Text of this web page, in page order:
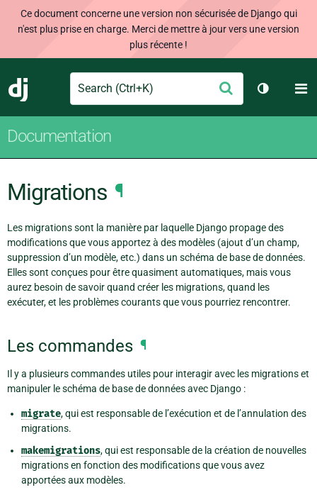
Ce document concerne une version non sécurisée de Django qui
n'est plus prise en charge. Merci de mettre à jour vers une version
plus récente !
Django
Search Envoyer
Changer
Documentation
Migrations ¶
Les migrations sont la manière par laquelle Django propage des
modifications que vous apportez à des modèles (ajout d’un champ,
suppression d’un modèle, etc.) dans un schéma de base de données.
Elles sont conçues pour être quasiment automatiques, mais vous
aurez besoin de savoir quand créer les migrations, quand les
exécuter, et les problèmes courants que vous pourriez rencontrer.
Les commandes ¶
Il y a plusieurs commandes utiles pour interagir avec les migrations et
manipuler le schéma de base de données avec Django :
migrate, qui est responsable de l’exécution et de l’annulation des
migrations.
makemigrations, qui est responsable de la création de nouvelles
migrations en fonction des modifications que vous avez
apportées aux modèles.